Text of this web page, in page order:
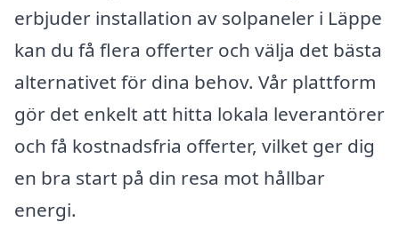
erbjuder installation av solpaneler i Läppe
kan du få flera offerter och välja det bästa
alternativet för dina behov. Vår plattform
gör det enkelt att hitta lokala leverantörer
och få kostnadsfria offerter, vilket ger dig
en bra start på din resa mot hållbar
energi.